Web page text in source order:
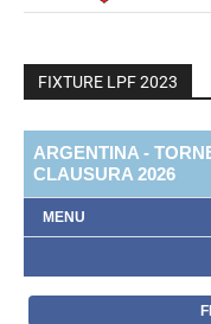
FIXTURE LPF 2023